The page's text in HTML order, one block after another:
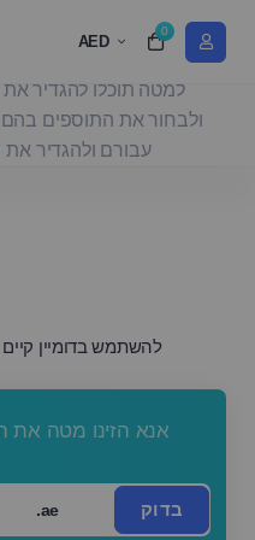
AED
0
למטה תוכלו להגדיר
ולבחור את התוספים בהם
עבורם ולהגדיר
✅ להשתמש בדומיין
אנא הזינו מטה את
.ae בדוק